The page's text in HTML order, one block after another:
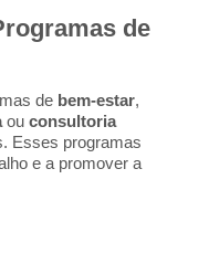
de
de bem-estar,
ou consultoria
Esses programas
e a promover a